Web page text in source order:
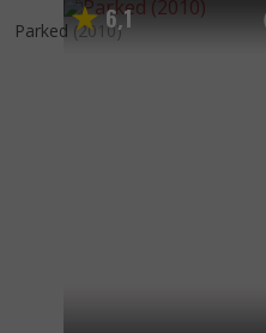
6,1
Parked (2010)